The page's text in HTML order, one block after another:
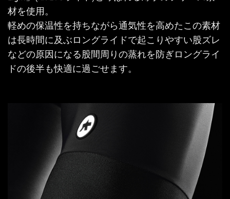
材を使用。
軽めの保温性を持ちながら通気性を高めたこの素材
は長時間に及ぶロングライドで起こりやすい股ズレ
などの原因になる股間周りの蒸れを防ぎロングライ
ドの後半も快適に過ごせます。